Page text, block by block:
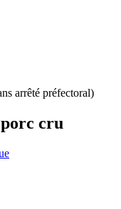
arrêté préfectoral)
cru